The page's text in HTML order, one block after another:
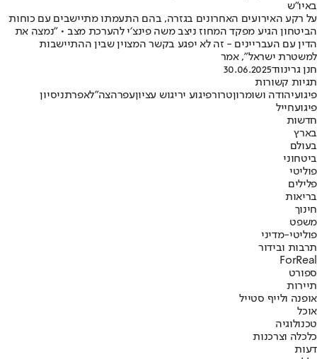
באיו"ש
על רקע האירועים האחרונים בגזרה, בהם התעמתו מתיישבים עם כוחות
הביטחון הגיע מפקד המחוז ניצב משה פינצ׳י להערכת מצב • "נמצה את
הדין עם העבריינים - זה לא יפגע בקשר המצוין שבין ההתיישבות
למשטרת ישראל", אמר
חנן גרינווד30.06.2025
תגיות קשורות
פיגועיהודה ושומרוןטרורפיגוע יריגוש עציוןעפרהצה"לאפרתניסיון
פיגועחייל
חדשות
בארץ
בעולם
ביטחוני
פוליטי
פלילים
בריאות
חינוך
משפט
פוליטי-מדיני
תרבות ובידור
ForReal
ספורט
תיירות
אופנה ולייף סטייל
אוכל
טכנולוגיה
כלכלה וצרכנות
דעות